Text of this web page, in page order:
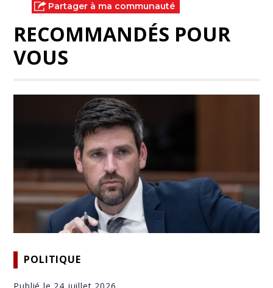
Partager à ma communauté
RECOMMANDÉS POUR
VOUS
POLITIQUE